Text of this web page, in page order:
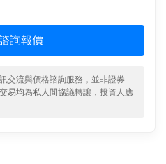
詢報價
交流與價格諮詢服務，並非證券
易均為私人間協議轉讓，投資人應